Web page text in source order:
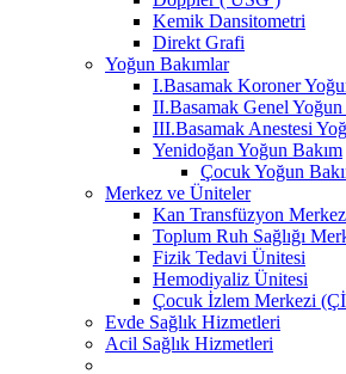
Kemik Dansitometri
Direkt Grafi
Yoğun Bakımlar
I.Basamak Koroner
II.Basamak Genel Yoğun
III.Basamak Anestesi
Yenidoğan Yoğun Bakım
Çocuk Yoğun
Merkez ve Üniteler
Kan Transfüzyon
Toplum Ruh Sağlığı
Fizik Tedavi Ünitesi
Hemodiyaliz Ünitesi
Çocuk İzlem Merkezi
Evde Sağlık Hizmetleri
Acil Sağlık Hizmetleri